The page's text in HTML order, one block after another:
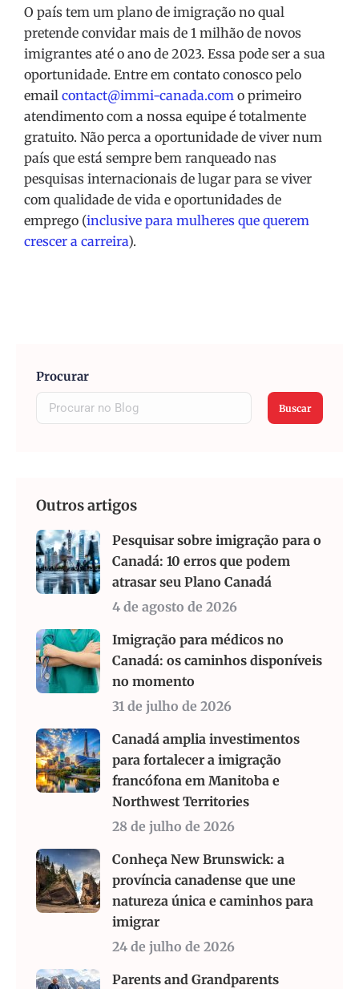
O país tem um plano de imigração no qual
pretende convidar mais de 1 milhão de novos
imigrantes até o ano de 2023. Essa pode ser a sua
oportunidade. Entre em contato conosco pelo
email contact@immi-canada.com o primeiro
atendimento com a nossa equipe é totalmente
gratuito. Não perca a oportunidade de viver num
país que está sempre bem ranqueado nas
pesquisas internacionais de lugar para se viver
com qualidade de vida e oportunidades de
emprego (inclusive para mulheres que querem
crescer a carreira).
Procurar
Buscar
Outros artigos
Pesquisar sobre imigração para o
Canadá: 10 erros que podem
atrasar seu Plano Canadá
4 de agosto de 2026
Imigração para médicos no
Canadá: os caminhos disponíveis
no momento
31 de julho de 2026
Canadá amplia investimentos
para fortalecer a imigração
francófona em Manitoba e
Northwest Territories
28 de julho de 2026
Conheça New Brunswick: a
província canadense que une
natureza única e caminhos para
imigrar
24 de julho de 2026
Parents and Grandparents